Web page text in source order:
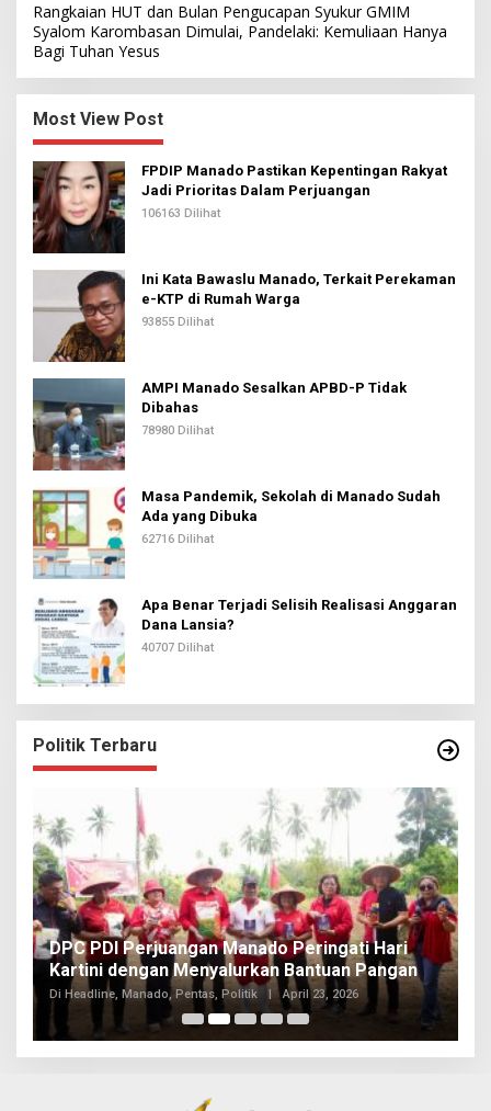
Rangkaian HUT dan Bulan Pengucapan Syukur GMIM
Syalom Karombasan Dimulai, Pandelaki: Kemuliaan Hanya
Bagi Tuhan Yesus
Most View Post
FPDIP Manado Pastikan Kepentingan Rakyat
Jadi Prioritas Dalam Perjuangan
106163 Dilihat
Ini Kata Bawaslu Manado, Terkait Perekaman
e-KTP di Rumah Warga
93855 Dilihat
AMPI Manado Sesalkan APBD-P Tidak
Dibahas
78980 Dilihat
Masa Pandemik, Sekolah di Manado Sudah
Ada yang Dibuka
62716 Dilihat
Apa Benar Terjadi Selisih Realisasi Anggaran
Dana Lansia?
40707 Dilihat
Politik Terbaru
DPC PDI Perjuangan Manado Peringati Hari
Kartini dengan Menyalurkan Bantuan Pangan
Di Headline, Manado, Pentas, Politik | April 23, 2026